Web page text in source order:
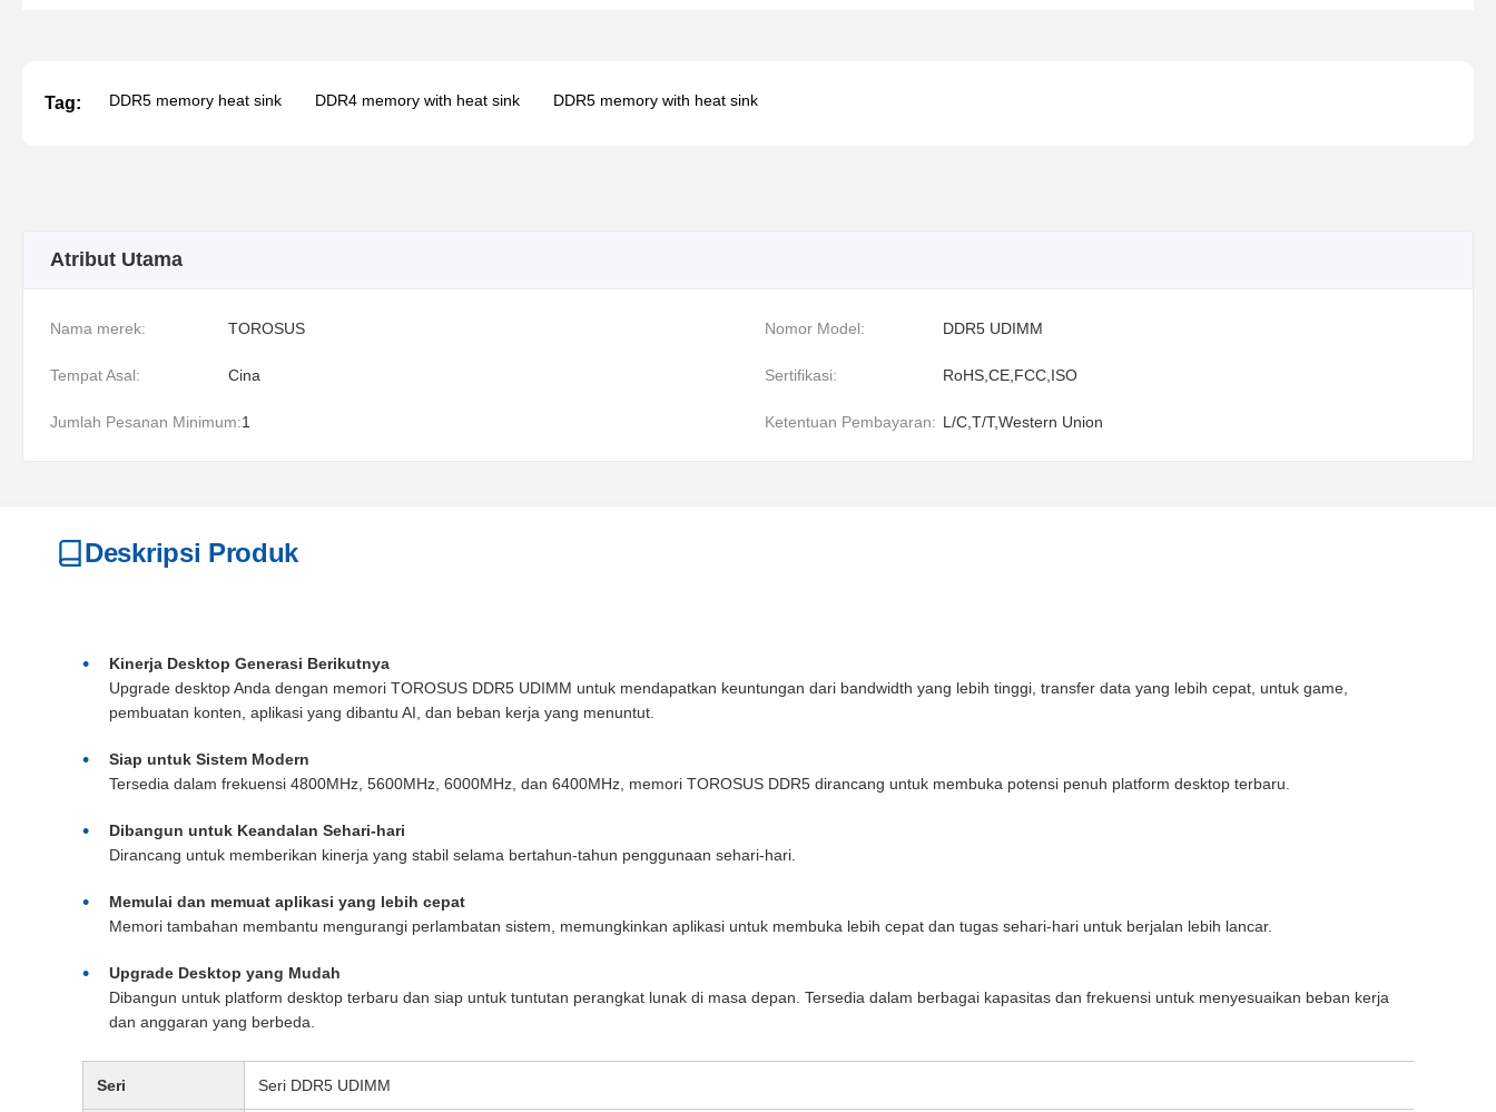
Tag: DDR5 memory heat sink DDR4 memory with heat sink DDR5 memory with heat sink
Atribut Utama
Nama merek: TOROSUS Nomor Model: DDR5 UDIMM
Tempat Asal: Cina Sertifikasi: RoHS,CE,FCC,ISO
Jumlah Pesanan Minimum:1 Ketentuan Pembayaran: L/C,T/T,Western Union
Deskripsi Produk
Kinerja Desktop Generasi Berikutnya
Upgrade desktop Anda dengan memori TOROSUS DDR5 UDIMM untuk mendapatkan keuntungan dari bandwidth yang lebih tinggi, transfer data yang lebih cepat, untuk game,
pembuatan konten, aplikasi yang dibantu AI, dan beban kerja yang menuntut.
Siap untuk Sistem Modern
Tersedia dalam frekuensi 4800MHz, 5600MHz, 6000MHz, dan 6400MHz, memori TOROSUS DDR5 dirancang untuk membuka potensi penuh platform desktop terbaru.
Dibangun untuk Keandalan Sehari-hari
Dirancang untuk memberikan kinerja yang stabil selama bertahun-tahun penggunaan sehari-hari.
Memulai dan memuat aplikasi yang lebih cepat
Memori tambahan membantu mengurangi perlambatan sistem, memungkinkan aplikasi untuk membuka lebih cepat dan tugas sehari-hari untuk berjalan lebih lancar.
Upgrade Desktop yang Mudah
Dibangun untuk platform desktop terbaru dan siap untuk tuntutan perangkat lunak di masa depan. Tersedia dalam berbagai kapasitas dan frekuensi untuk menyesuaikan beban kerja
dan anggaran yang berbeda.
Seri Seri DDR5 UDIMM